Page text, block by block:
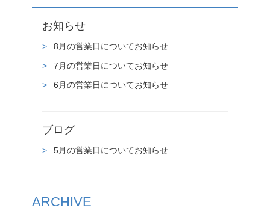
お知らせ
8月の営業日についてお知らせ
7月の営業日についてお知らせ
6月の営業日についてお知らせ
ブログ
5月の営業日についてお知らせ
ARCHIVE